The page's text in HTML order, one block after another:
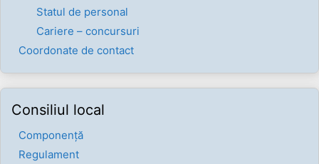
Statul de personal
Cariere – concursuri
Coordonate de contact
Consiliul local
Componenţă
Regulament